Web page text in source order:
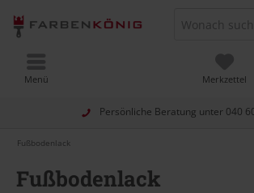
Persönliche Beratung unter 040
Merkzettel
Menü
Fußbodenlack
Fußbodenlack